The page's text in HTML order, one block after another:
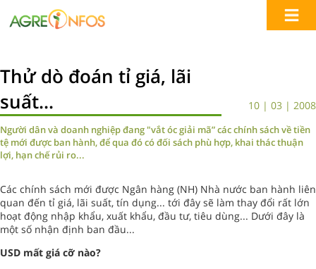
Thử dò đoán tỉ giá, lãi
suất...
10 | 03 | 2008
Người dân và doanh nghiệp đang "vắt óc giải mã” các chính sách về tiền
tệ mới được ban hành, để qua đó có đối sách phù hợp, khai thác thuận
lợi, hạn chế rủi ro...
Các chính sách mới được Ngân hàng (NH) Nhà nước ban hành liên
quan đến tỉ giá, lãi suất, tín dụng... tới đây sẽ làm thay đổi rất lớn
hoạt động nhập khẩu, xuất khẩu, đầu tư, tiêu dùng... Dưới đây là
một số nhận định ban đầu...
USD mất giá cỡ nào?